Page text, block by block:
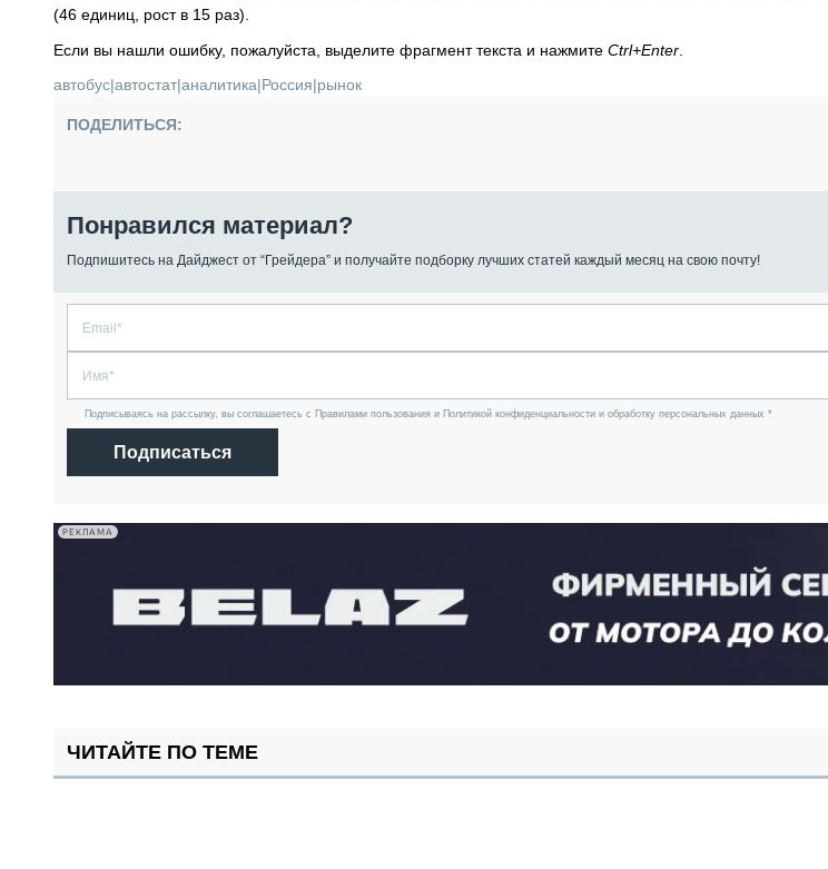
(46 единиц, рост в 15 раз).
Если вы нашли ошибку, пожалуйста, выделите фрагмент текста и нажмите Ctrl+Enter
автобус|автостат|аналитика|Россия|рынок
ПОДЕЛИТЬСЯ:
Понравился материал?
Подпишитесь на Дайджест от “Грейдера” и получайте подборку лучших статей каждый месяц на свою почту!
Подписываясь на рассылку, вы соглашаетесь с Правилами пользования и Политикой конфиденциальности и обработку персональных данных *
Подписаться
РЕКЛАМА
ЧИТАЙТЕ ПО ТЕМЕ